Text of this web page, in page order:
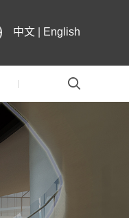
中文 English